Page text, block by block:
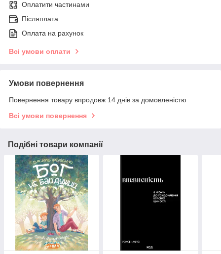
Оплатити частинами
Післяплата
Оплата на рахунок
Всі умови оплати
Умови повернення
Повернення товару впродовж 14 днів за домовленістю
Всі умови повернення
Подібні товари компанії